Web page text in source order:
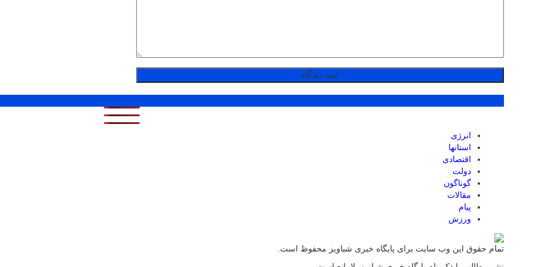
انرژی
استانها
اقتصادی
دولت
گوناگون
مقالات
پیام
ورزش
تمام حقوق این وب سایت برای پایگاه خبری شباویز محفوظ است.